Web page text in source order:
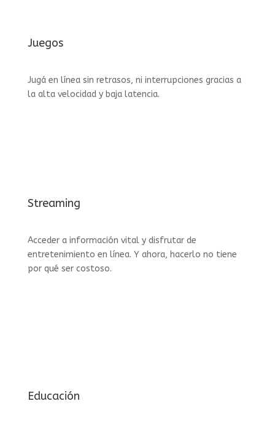
Juegos
Jugá en línea sin retrasos, ni interrupciones gracias a
la alta velocidad y baja latencia.
Streaming
Acceder a información vital y disfrutar de
entretenimiento en línea. Y ahora, hacerlo no tiene
por qué ser costoso.
Educación